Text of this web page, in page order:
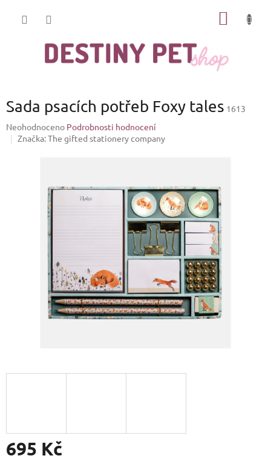
Sada psacích potřeb Foxy tales 1613
Průměrné
hodnocení
Neohodnoceno Podrobnosti hodnocení
Značka:The gifted stationery company
695 Kč